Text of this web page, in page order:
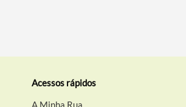
Acessos rápidos
A Minha Rua